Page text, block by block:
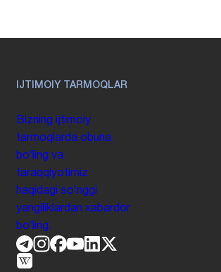
IJTIMOIY TARMOQLAR
Bizning ijtimoiy
tarmoqlarda obuna
boʻling va
taraqqiyotimiz
haqidagi soʻnggi
yangiliklardan xabardor
boʻling.